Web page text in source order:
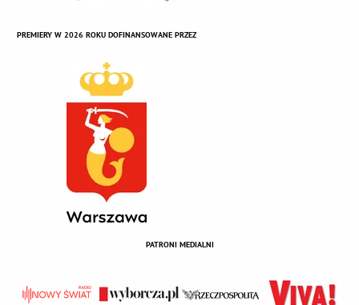
PREMIERY W 2026 ROKU DOFINANSOWANE PRZEZ
PATRONI MEDIALNI